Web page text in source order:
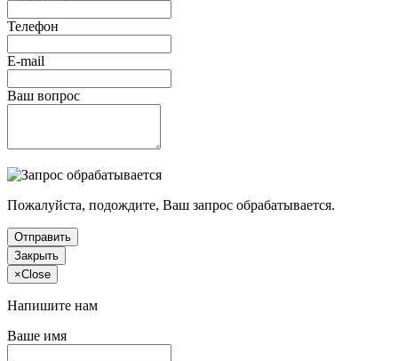
Телефон
E-mail
Ваш вопрос
Пожалуйста, подождите, Ваш запрос обрабатывается.
Отправить
Закрыть
×Close
Напишите нам
Ваше имя